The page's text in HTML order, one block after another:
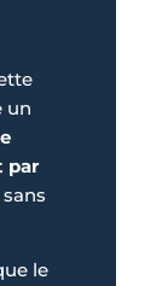
un
par
le